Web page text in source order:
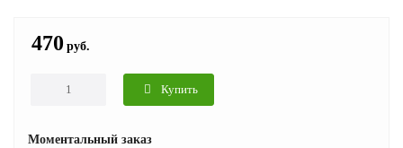
470 руб.
Купить
Моментальный заказ